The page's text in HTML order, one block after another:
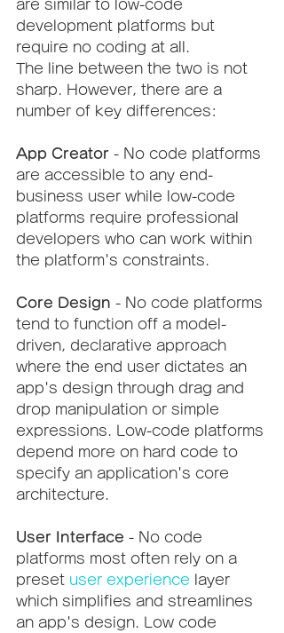
are similar to low-code
development platforms but
require no coding at all.
The line between the two is not
sharp. However, there are a
number of key differences:
App Creator - No code platforms
are accessible to any end-
business user while low-code
platforms require professional
developers who can work within
the platform's constraints.
Core Design - No code platforms
tend to function off a model-
driven, declarative approach
where the end user dictates an
app's design through drag and
drop manipulation or simple
expressions. Low-code platforms
depend more on hard code to
specify an application's core
architecture.
User Interface - No code
platforms most often rely on a
preset user experience layer
which simplifies and streamlines
an app's design. Low code